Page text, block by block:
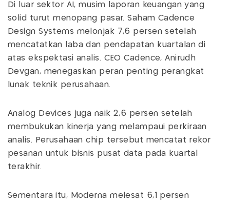
Di luar sektor AI, musim laporan keuangan yang
solid turut menopang pasar. Saham Cadence
Design Systems melonjak 7,6 persen setelah
mencatatkan laba dan pendapatan kuartalan di
atas ekspektasi analis. CEO Cadence, Anirudh
Devgan, menegaskan peran penting perangkat
lunak teknik perusahaan.
Analog Devices juga naik 2,6 persen setelah
membukukan kinerja yang melampaui perkiraan
analis. Perusahaan chip tersebut mencatat rekor
pesanan untuk bisnis pusat data pada kuartal
terakhir.
Sementara itu, Moderna melesat 6,1 persen